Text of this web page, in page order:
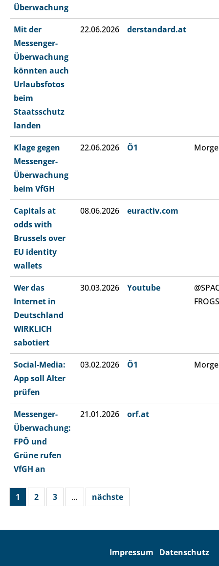
Überwachung
Mit der
Messenger-
Überwachung
könnten auch
Urlaubsfotos
beim
Staatsschutz
landen
22.06.2026 derstandard.at
Klage gegen
Messenger-
Überwachung
beim VfGH
22.06.2026 Ö1
Capitals at
odds with
Brussels over
EU identity
wallets
08.06.2026 euractiv.com
Wer das
Internet in
Deutschland
WIRKLICH
sabotiert
30.03.2026 Youtube
FROGS
Social-Media:
App soll Alter
prüfen
03.02.2026 Ö1
Messenger-
Überwachung:
FPÖ und
Grüne rufen
VfGH an
21.01.2026 orf.at
1 2 3 … nächste
Impressum Datenschutz